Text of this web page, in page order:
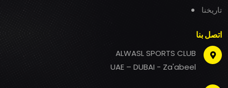
تاريخنا
اتصل بنا
ALWASL SPORTS CLUB
UAE – DUBAI - Za'abeel